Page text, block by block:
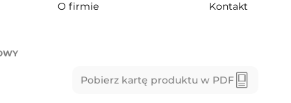
O firmie Kontakt
Pobierz kartę produktu w PDF